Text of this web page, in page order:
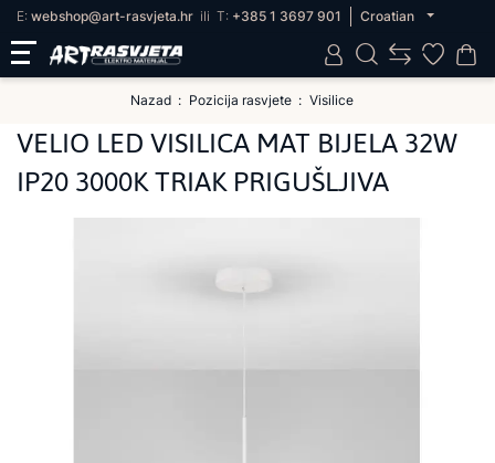
E: webshop@art-rasvjeta.hr ili T: +385 1 3697 901 Croatian
Nazad Pozicija rasvjete Visilice
VELIO LED VISILICA MAT BIJELA 32W
IP20 3000K TRIAK PRIGUŠLJIVA